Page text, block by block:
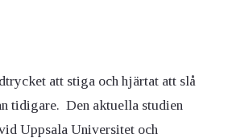
att stiga och hjärtat att slå
tidigare. Den aktuella studien
Uppsala Universitet och